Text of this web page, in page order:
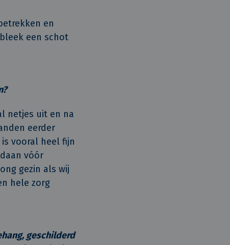
en
een schot
netjes uit en na
eerder
vooral heel fijn
vóór
gezin als wij
hele zorg
geschilderd